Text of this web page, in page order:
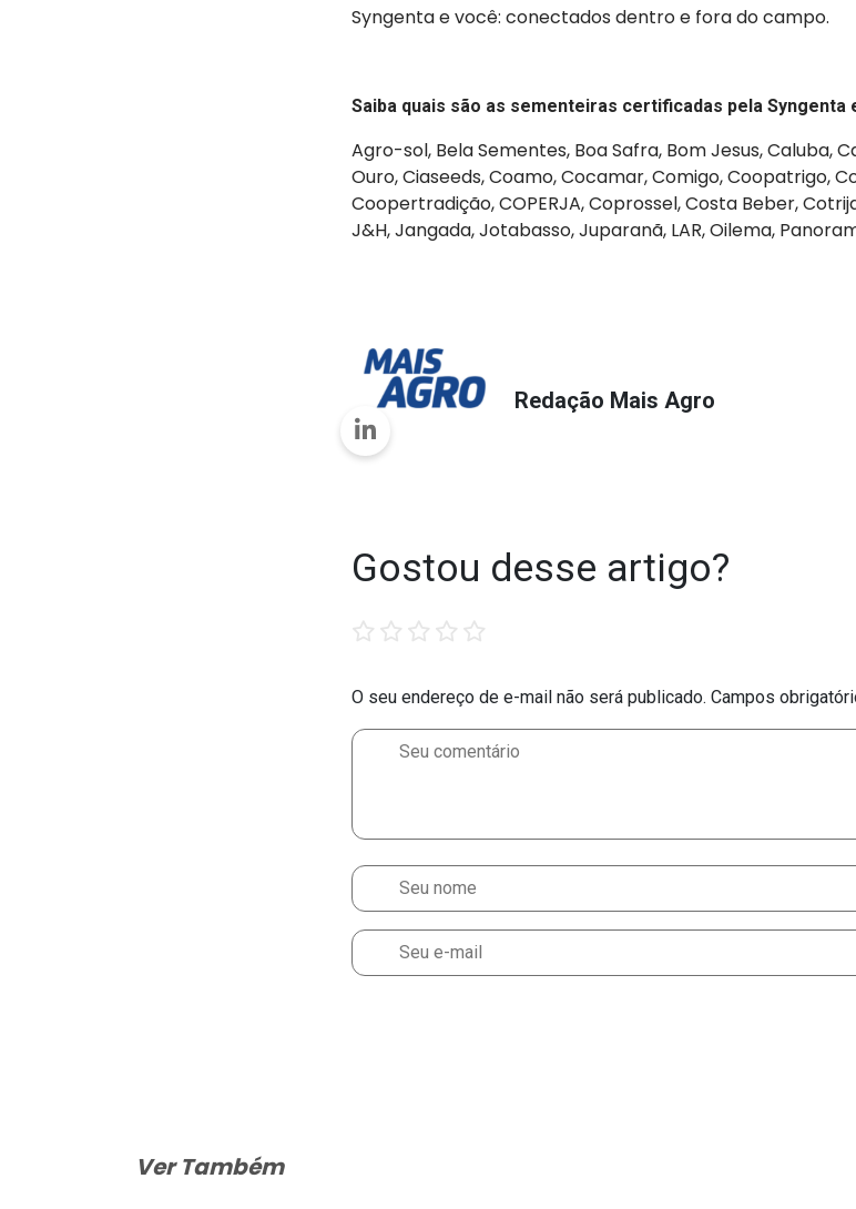
Syngenta e você: conectados dentro e fora do campo.
Saiba quais são as sementeiras certificadas pela Syngenta
Agro-sol, Bela Sementes, Boa Safra, Bom Jesus, Caluba,
Ouro, Ciaseeds, Coamo, Cocamar, Comigo, Coopatrigo,
Coopertradição, COPERJA, Coprossel, Costa Beber,
J&H, Jangada, Jotabasso, Juparanã, LAR, Oilema,
Redação Mais Agro
Gostou desse artigo?
O seu endereço de e-mail não será publicado. Campos
star stars stars stars stars
Ver Também